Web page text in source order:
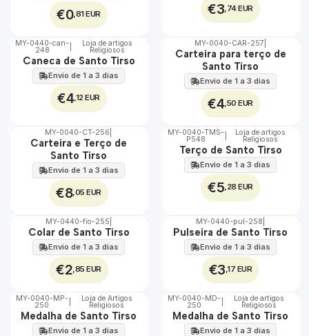
€0,81 EUR €3,74 EUR
🇵🇹
100%
MY-0440-can-
248
Loja de artigos
Religiosos
Caneca de Santo Tirso
Envio de 1 a 3 dias
€4,12 EUR
🇵🇹
MY-0040-CAR-257
Carteira para terço de
Santo Tirso
Envio de 1 a 3 dias
€4,50 EUR
🇵🇹
MY-0040-CT-256
Carteira e Terço de
Santo Tirso
Envio de 1 a 3 dias
€8,05 EUR
🇵🇹
100%
MY-0040-TMS-
P548
Loja de artigos
Religiosos
Terço de Santo Tirso
Envio de 1 a 3 dias
€5,28 EUR
🇵🇹
100%
MY-0440-fio-255
Colar de Santo Tirso
Envio de 1 a 3 dias
€2,85 EUR
🇵🇹
100%
MY-0440-pul-258
Pulseira de Santo Tirso
Envio de 1 a 3 dias
€3,17 EUR
🇵🇹
100%
MY-0040-MP-
250
Loja de Artigos
Religiosos
Medalha de Santo Tirso
Envio de 1 a 3 dias
🇵🇹
100%
MY-0040-MD-
250
Loja de artigos
Religiosos
Medalha de Santo Tirso
Envio de 1 a 3 dias